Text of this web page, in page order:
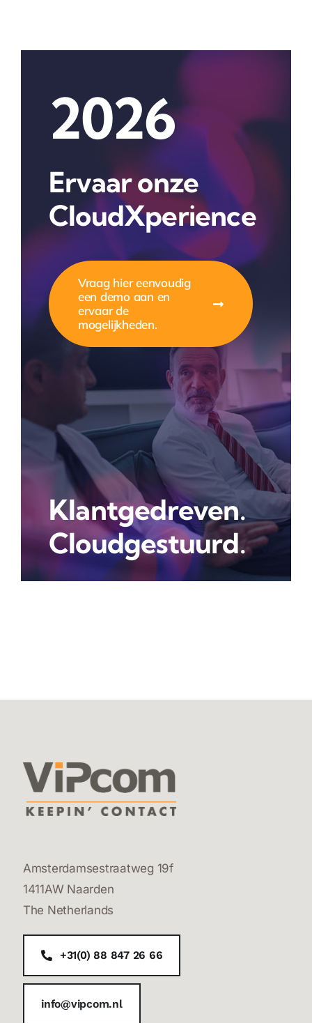
2026
Ervaar onze
CloudXperience
Vraag hier eenvoudig
een demo aan en
ervaar de
mogelijkheden.
Klantgedreven.
Cloudgestuurd.
Amsterdamsestraatweg 19f
1411AW Naarden
The Netherlands
+31(0) 88 847 26 66
info@vipcom.nl